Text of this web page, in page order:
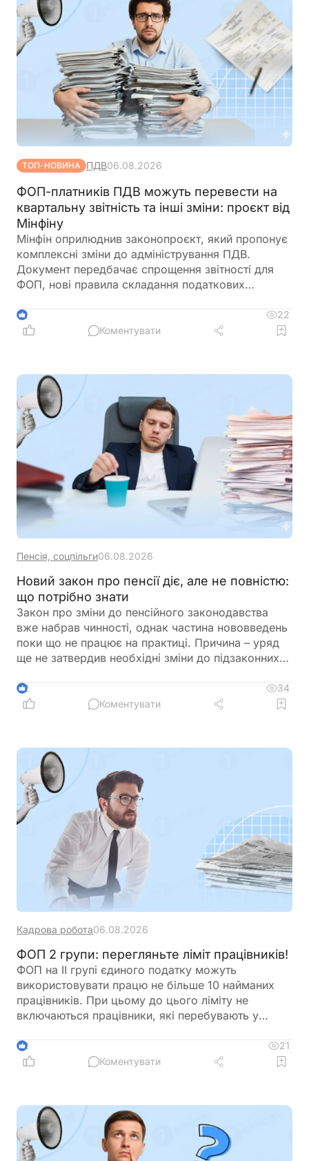
ТОП-НОВИНА ПДВ06.08.2026
ФОП-платників ПДВ можуть перевести на
квартальну звітність та інші зміни: проєкт від
Мінфіну
Мінфін оприлюднив законопроєкт, який пропонує
комплексні зміни до адміністрування ПДВ.
Документ передбачає спрощення звітності для
ФОП, нові правила складання податкових
бюджетного відшкодування та запровадження
квартального звітного періоду для підприємців –
1
22
Коментувати
Пенсія, соцпільги06.08.2026
Новий закон про пенсії діє, але не повністю:
що потрібно знати
Закон про зміни до пенсійного законодавства
вже набрав чинності, однак частина нововведень
поки що не працює на практиці. Причина – уряд
ще не затвердив необхідні зміни до підзаконних
нових правил щодо підтвердження страхового
стажу та призначення пенсій
2
34
Коментувати
Кадрова робота06.08.2026
ФОП 2 групи: перегляньте ліміт працівників!
ФОП на ІІ групі єдиного податку можуть
використовувати працю не більше 10 найманих
працівників. При цьому до цього ліміту не
включаються працівники, які перебувають у
відпустці для догляду за дитиною. Перед
оформленням нового працівника варто
2
21
Коментувати